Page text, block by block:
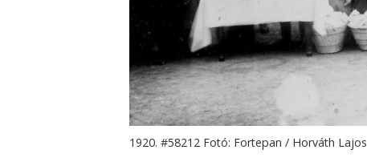
1920. #58212 Fotó: Fortepan / Horváth Lajos